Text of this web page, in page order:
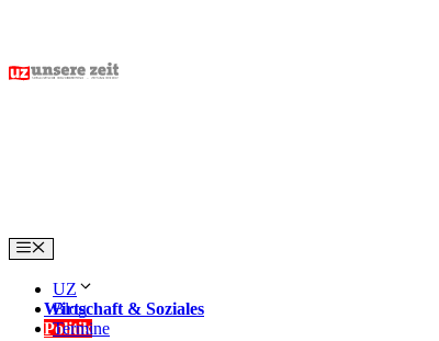
content
Menu
UZ
Wirtschaft & Soziales
Politik
Blog
Termine